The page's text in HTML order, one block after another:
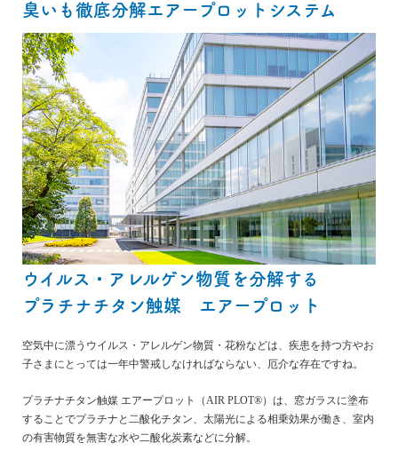
臭いも徹底分解エアープロットシステム
ウイルス・アレルゲン物質を分解する
プラチナチタン触媒 エアープロット
空気中に漂うウイルス・アレルゲン物質・花粉などは、疾患を持つ方やお
子さまにとっては一年中警戒しなければならない、厄介な存在ですね。
プラチナチタン触媒 エアープロット（AIR PLOT®）は、窓ガラスに塗布
することでプラチナと二酸化チタン、太陽光による相乗効果が働き、室内
の有害物質を無害な水や二酸化炭素などに分解。